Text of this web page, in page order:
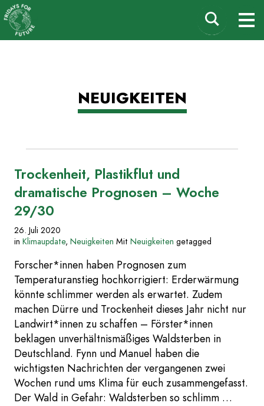
Fridays for Future
Deutschland
Suchen
nach:
NEUIGKEITEN
Trockenheit, Plastikflut und
dramatische Prognosen – Woche
29/30
26. Juli 2020
in Klimaupdate, Neuigkeiten Mit Neuigkeiten getagged
Forscher*innen haben Prognosen zum
Temperaturanstieg hochkorrigiert: Erderwärmung
könnte schlimmer werden als erwartet. Zudem
machen Dürre und Trockenheit dieses Jahr nicht nur
Landwirt*innen zu schaffen – Förster*innen
beklagen unverhältnismäßiges Waldsterben in
Deutschland. Fynn und Manuel haben die
wichtigsten Nachrichten der vergangenen zwei
Wochen rund ums Klima für euch zusammengefasst.
Der Wald in Gefahr: Waldsterben so schlimm …